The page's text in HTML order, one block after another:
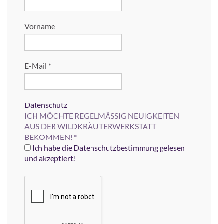
Vorname
E-Mail *
Datenschutz
ICH MÖCHTE REGELMÄSSIG NEUIGKEITEN
AUS DER WILDKRÄUTERWERKSTATT
BEKOMMEN! *
Ich habe die Datenschutzbestimmung gelesen
und akzeptiert!